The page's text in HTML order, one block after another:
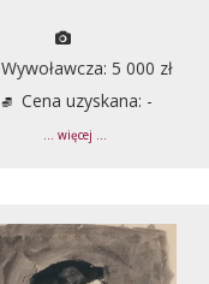
Wywoławcza: 5 000 zł
Cena uzyskana: -
... więcej ...